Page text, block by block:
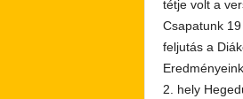
tétje volt a
Csapatunk
feljutás a
2. hely